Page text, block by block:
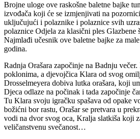
Brojne uloge ove raskošne baletne bajke
izvođača koji će se izmjenjivati na
uključujući i polaznike i polaznice svih
polaznice Odjela za klasični ples Glazbene
Najmlađi učesnik ove baletne bajke za
godina.
Radnja Orašara započinje na Badnju večer.
poklonima, a djevojčica Klara od svog
Drosselmeyera dobiva lutka orašara, koji
Djeca odlaze na počinak i tada započinje
Tu Klara svoju igračku spašava od opake
božićni bor rastu, Orašar se pretvara u
vodi na dvor svog oca, Kralja slatkiša koji
veličanstvenu svečanost…